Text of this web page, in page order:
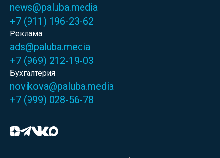
news@paluba.media
+7 (911) 196-23-62
Реклама
ads@paluba.media
+7 (969) 212-19-03
Бухгалтерия
novikova@paluba.media
+7 (999) 028-56-78